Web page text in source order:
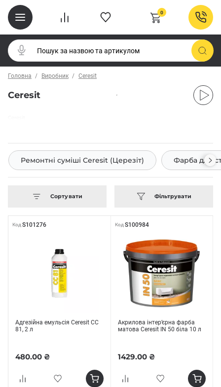
0
Головна Виробник Ceresit
Ceresit
Ремонтні суміші Ceresit (Церезіт) Фарба для
Сортувати Фільтрувати
Код S101276
Адгезійна емульсія Ceresit CC
81, 2 л
480.00 ₴
Код S100984
Акрилова інтер’єрна фарба
матова Ceresit IN 50 біла 10 л
1429.00 ₴